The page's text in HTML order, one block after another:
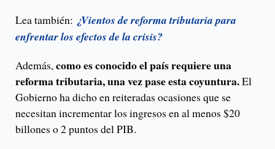
Lea también: ¿Vientos de reforma tributaria para
enfrentar los efectos de la crisis?
Además,como es conocido el país requiere una
reforma tributaria, una vez pase esta coyuntura.El
Gobierno ha dicho en reiteradas ocasiones que se
necesitan incrementar los ingresos en al menos $20
billones o 2 puntos del PIB.